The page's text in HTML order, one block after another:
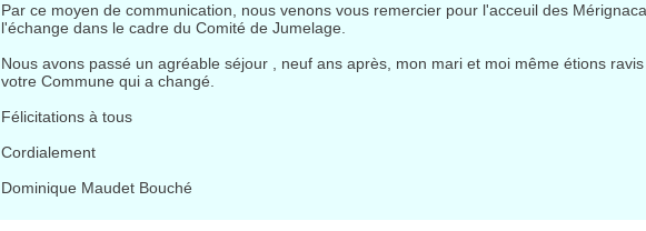
Par ce moyen de communication, nous venons vous remercier pour l'acceuil des
l'échange dans le cadre du Comité de Jumelage.
Nous avons passé un agréable séjour , neuf ans après, mon mari et moi même étions
votre Commune qui a changé.
Félicitations à tous
Cordialement
Dominique Maudet Bouché